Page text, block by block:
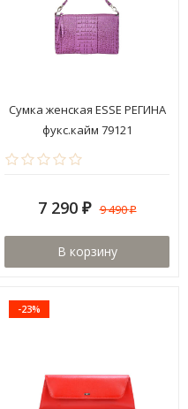
Сумка женская ESSE РЕГИНА
фукс.кайм 79121
7 290 ₽ 9 490₽
В корзину
-23%